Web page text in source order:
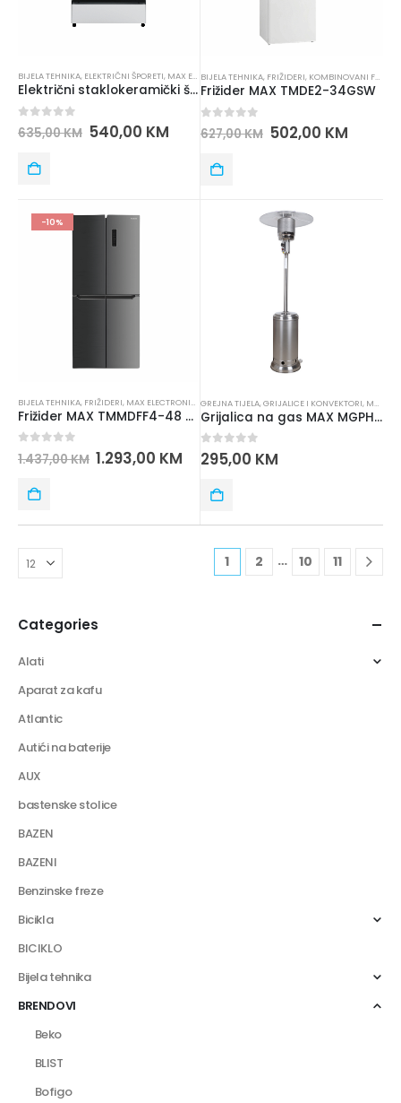
BIJELA TEHNIKA, ELEKTRIČNI ŠPORETI, MAX ELECTRONICS ,ŠPORETI
Električni staklokeramički šporet MAX 50CM TM50STFK WH
0 out of 5
635,00KM 540,00 KM
BIJELA TEHNIKA, FRIŽIDERI, KOMBINOVANI FRIŽIDERI
Frižider MAX TMDE2-34GSW
0 out of 5
627,00KM 502,00 KM
-10%
BIJELA TEHNIKA, FRIŽIDERI, MAX ELECTRONICS
Frižider MAX TMMDFF4-48 MULTIDOOR
1.437,00KM 1.293,00 KM
GREJNA TIJELA,GRIJALICE I KONVEKTORI, MAX ELECTRONICS
Grijalica na gas MAX MGPH01PC
0out of 5
295,00 KM
1 2 … 10 11
Categories
Alati
Aparat za kafu
Atlantic
Autići na baterije
AUX
bastenske stolice
BAZEN
BAZENI
Benzinske freze
Bicikla
BICIKLO
Bijela tehnika
BRENDOVI
Beko
BLIST
Bofigo